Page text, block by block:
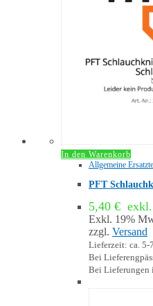
In den Warenkorb
Allgemeine
PFT
5,40 €
Exkl. 19%
zzgl. Versand
Lieferzeit: ca. 5-
Bei
Bei Lieferungen